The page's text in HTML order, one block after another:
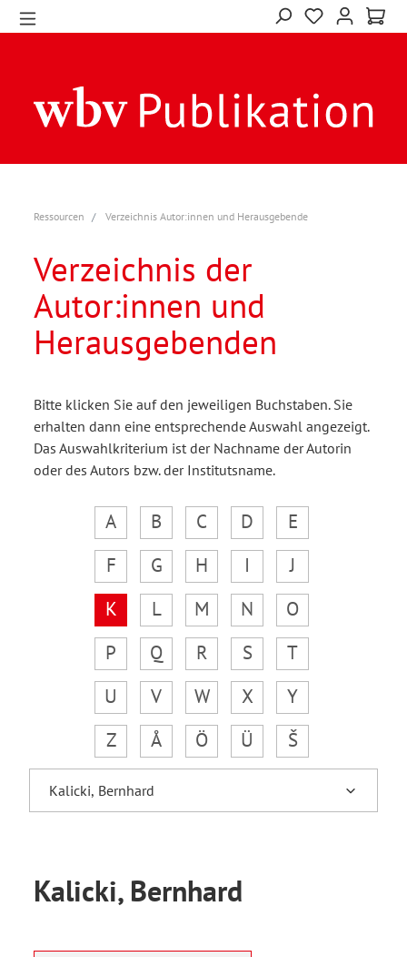
Ressourcen Verzeichnis Autor:innen und Herausgebende
Verzeichnis der
Autor:innen und
Herausgebenden
Bitte klicken Sie auf den jeweiligen Buchstaben. Sie
erhalten dann eine entsprechende Auswahl angezeigt.
Das Auswahlkriterium ist der Nachname der Autorin
oder des Autors bzw. der Institutsname.
A B C D
E
F
G H I
J
K
L M N
O
P
Q R S
T
U
V W X
Y
Z
Å Ö Ü Š
Kalicki, Bernhard